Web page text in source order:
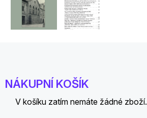
NÁKUPNÍ KOŠÍK
V košíku zatím nemáte žádné zboží.